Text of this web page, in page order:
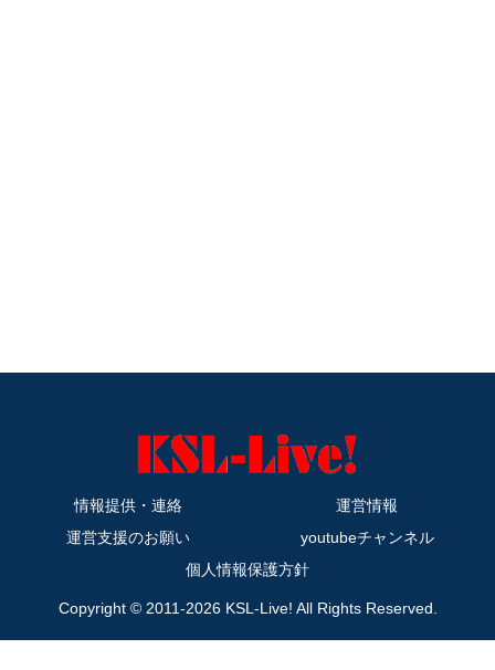
情報提供・連絡
運営情報
運営支援のお願い
youtubeチャンネル
個人情報保護方針
Copyright © 2011-2026 KSL-Live! All Rights Reserved.